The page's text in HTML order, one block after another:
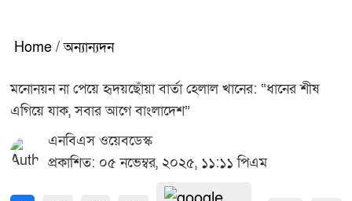
Home / অন্যান্যদন
মনোনয়ন না পেয়ে হৃদয়ছোঁয়া বার্তা হেলাল খানের: “ধানের শীষ
এগিয়ে যাক, সবার আগে বাংলাদেশ”
এনবিএস ওয়েবডেস্ক
প্রকাশিত: ০৫ নভেম্বর, ২০২৫, ১১:১১ পিএম